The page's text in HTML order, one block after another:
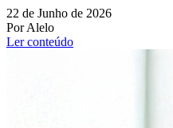
22 de Junho de 2026
Por Alelo
Ler conteúdo